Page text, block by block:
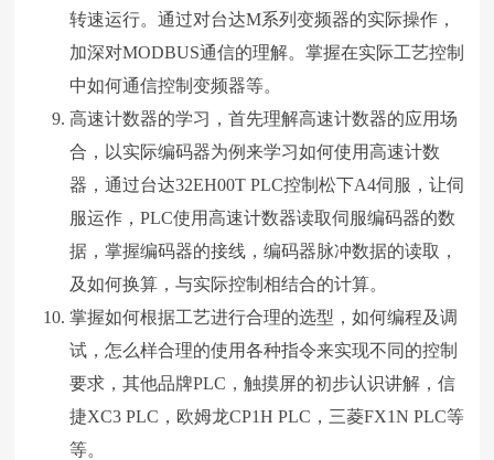
转速运行。通过对台达M系列变频器的实际操作，
加深对MODBUS通信的理解。掌握在实际工艺控制
中如何通信控制变频器等。
高速计数器的学习，首先理解高速计数器的应用场
合，以实际编码器为例来学习如何使用高速计数
器，通过台达32EH00T PLC控制松下A4伺服，让伺
服运作，PLC使用高速计数器读取伺服编码器的数
据，掌握编码器的接线，编码器脉冲数据的读取，
及如何换算，与实际控制相结合的计算。
掌握如何根据工艺进行合理的选型，如何编程及调
试，怎么样合理的使用各种指令来实现不同的控制
要求，其他品牌PLC，触摸屏的初步认识讲解，信
捷XC3 PLC，欧姆龙CP1H PLC，三菱FX1N PLC等
等。